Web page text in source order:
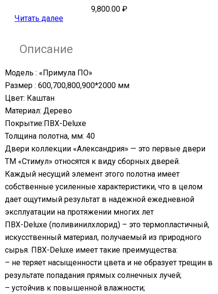
9,800.00 ₽
Читать далее
Описание
Модель : «Примула ПО»
Размер : 600,700,800,900*2000 мм
Цвет: Каштан
Материал: Дерево
Покрытие:ПВХ-Deluxe
Толщина полотна, мм: 40
Двери коллекции «Александрия» — это первые двери
ТМ «Стимул» относятся к виду сборных дверей.
Каждый несущий элемент этого полотна имеет
собственные усиленные характеристики, что в целом
дает ощутимый результат в надежной ежедневной
эксплуатации на протяжении многих лет
ПВХ-Deluxe (поливинилхлорид) – это термопластичный,
искусственный материал, получаемый из природного
сырья. ПВХ-Deluxe имеет такие преимущества:
– не теряет насыщенности цвета и не образует трещин в
результате попадания прямых солнечных лучей;
– устойчив к повышенной влажности;